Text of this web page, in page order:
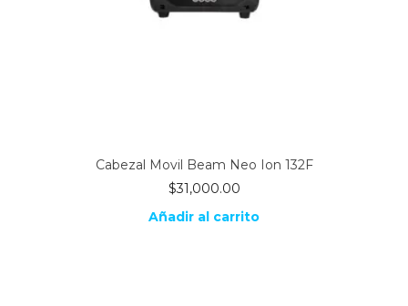
Cabezal Movil Beam Neo Ion 132F
$31,000.00
Añadir al carrito